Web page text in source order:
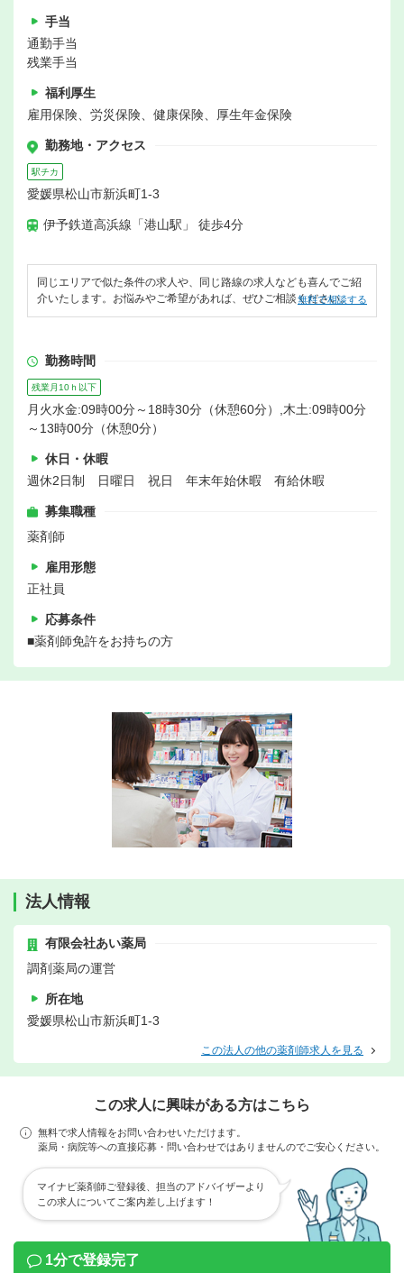
手当
通勤手当
残業手当
福利厚生
雇用保険、労災保険、健康保険、厚生年金保険
勤務地・アクセス
駅チカ
愛媛県松山市新浜町1-3
伊予鉄道高浜線「港山駅」 徒歩4分
同じエリアで似た条件の求人や、同じ路線の求人なども喜んでご紹
介いたします。お悩みやご希望があれば、ぜひご相談ください。
無料で相談する
勤務時間
残業月10ｈ以下
月火水金:09時00分～18時30分（休憩60分）,木土:09時00分
～13時00分（休憩0分）
休日・休暇
週休2日制 日曜日 祝日 年末年始休暇 有給休暇
募集職種
薬剤師
雇用形態
正社員
応募条件
■薬剤師免許をお持ちの方
法人情報
有限会社あい薬局
調剤薬局の運営
所在地
愛媛県松山市新浜町1-3
この法人の他の薬剤師求人を見る
この求人に興味がある方はこちら
無料で求人情報をお問い合わせいただけます。
薬局・病院等への直接応募・問い合わせではありませんのでご安心ください。
マイナビ薬剤師ご登録後、担当のアドバイザーより
この求人についてご案内差し上げます！
1分で登録完了